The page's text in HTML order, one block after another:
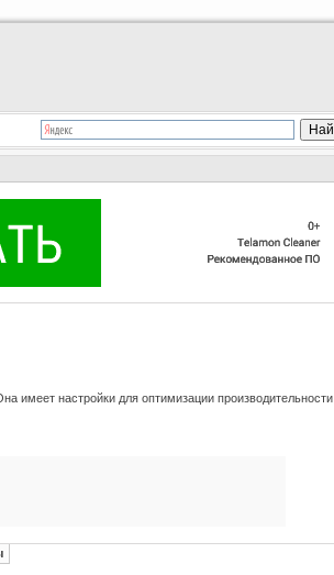
имеет настройки для оптимизации производительности